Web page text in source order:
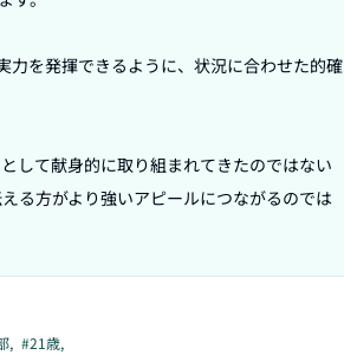
力を発揮できるように、状況に合わせた的確
して献身的に取り組まれてきたのではない
る方がより強いアピールにつながるのでは
, #21歳,